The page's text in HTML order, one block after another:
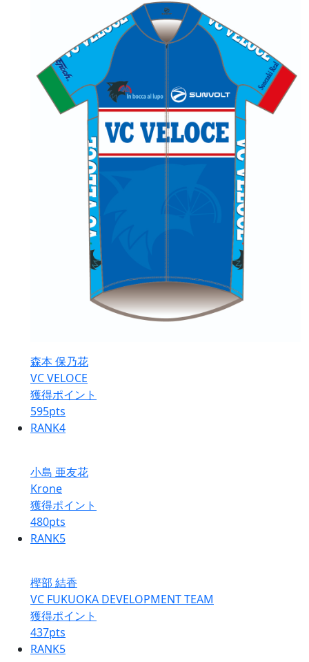
森本 保乃花
VC VELOCE
獲得ポイント
595pts
RANK4
小島 亜友花
Krone
獲得ポイント
480pts
RANK5
樫部 結香
VC FUKUOKA DEVELOPMENT TEAM
獲得ポイント
437pts
RANK5